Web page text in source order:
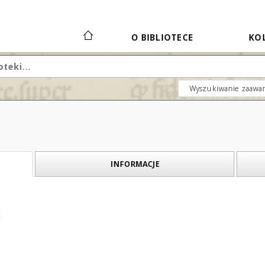
O BIBLIOTECE
Wyszukiwanie
INFORMACJE